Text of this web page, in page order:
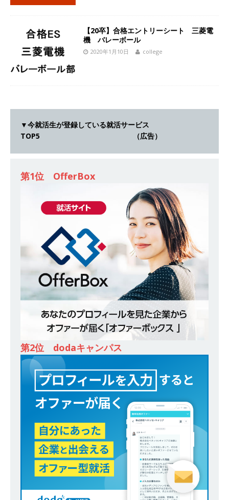
れる仕事体験開催 】大阪勤務・転勤なし ｜ 関西
知名度抜群の総合不動産会社 ｜ マンション販売
[ 2026年5月14日 ] 【 28卒 ｜ 30分のオンライン
業界研究・企業説明会 】 世界最大級の金融サー
120日以上 ｜ ジブラルタ生命
[ 2026年5月14日 ]
【 28卒｜営業職向けオープ
ンカンパニー 】世界トップシェアの半導体技術
を持つグローバルメーカー ｜ 年間休日129日・
土日祝完全休み ｜ 売上高1,138億円 ｜ プライム
上場 ｜ 新電元工業
体育会積極採用企業
[ 2026年5月14日 ] 【 28卒 ｜ 適性検査合否免
除・面接確約!! ｜ 1dayインターンあり 】 東京勤
務限定 ｜ 世界No.1の不動産投資市場東京で投資
住宅販売をリードする企業 ｜ 土地仕入れから物
件販売までを担う ｜ 平均年収809万 ｜ 年間休日
130日・土日祝完全休み ｜ スタンダード上場 ｜
明豊エンタープライズ
体育会積極採用企業
[ 2026年5月14日 ] 【 28卒 ｜ 適性検査合否免
除・面接確約!! ｜ 1dayインターンあり 】東京勤
務・転勤なし ｜ 投資用住宅販売をリードする企
業が手がける賃貸アパート・マンションの管理を
行う ｜ 年間休日125日以上 ｜ 不動産業ではレア
【20卒】合格エントリーシート 三菱電
機 バレーボール
2020年1月10日 college
▼今就活生が登録している就活サービス
TOP5 （広告）
第1位 OfferBox
第2位 dodaキャンパス